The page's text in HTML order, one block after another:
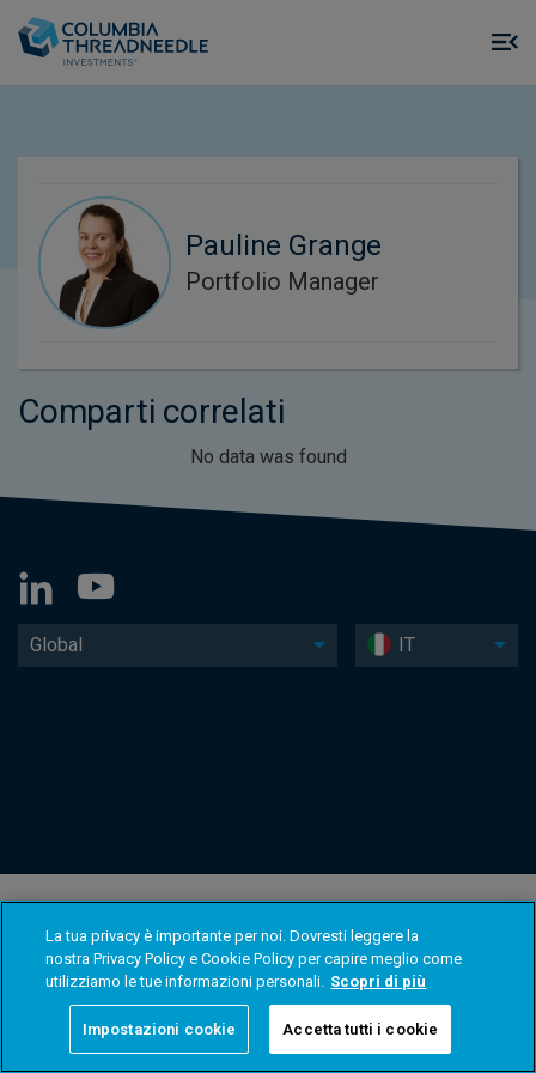
Pauline Grange
Portfolio Manager
Comparti correlati
No data was found
Global IT
La tua privacy è importante per noi. Dovresti leggere la
nostra Privacy Policy e Cookie Policy per capire meglio come
utilizziamo le tue informazioni personali. Scopri di più
Impostazioni cookie Accetta tutti i cookie